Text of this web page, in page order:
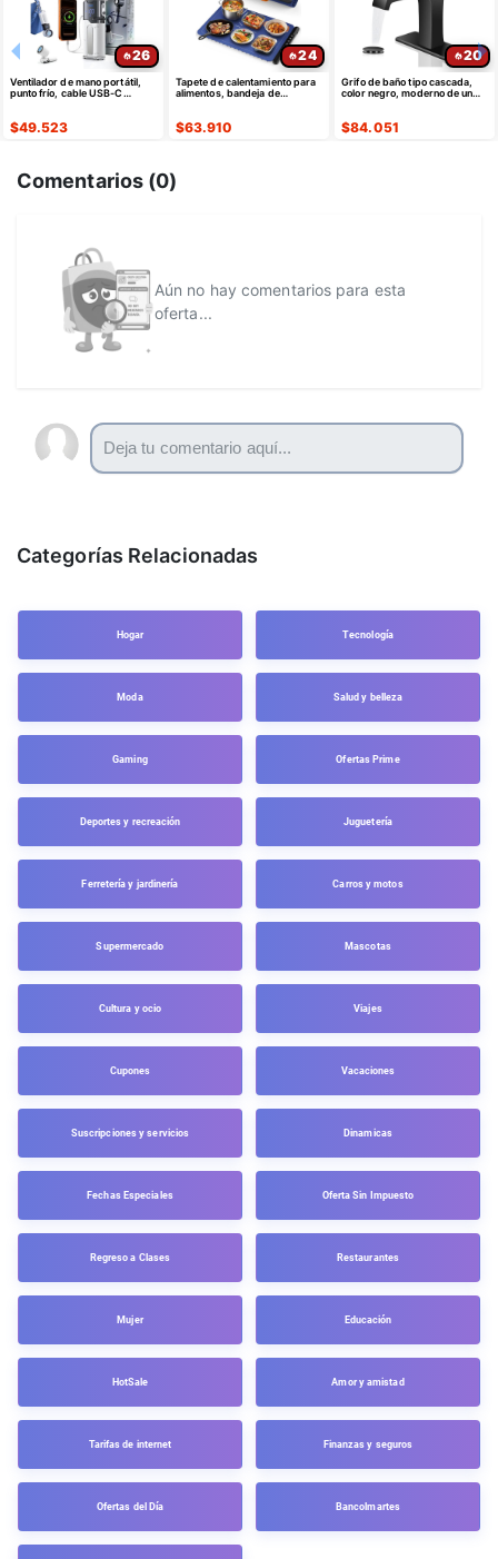
26
Ventilador de mano portátil,
punto frío, cable USB-C
$49.523
24
Tapete de calentamiento para
alimentos, bandeja de
$63.910
20
Grifo de baño tipo cascada,
color negro, moderno de un
$84.051
Comentarios (0)
Aún no hay comentarios para esta
oferta...
Categorías Relacionadas
Hogar Tecnología
Moda Salud y belleza
Gaming Ofertas Prime
Deportes y recreación Juguetería
Ferretería y jardinería Carros y motos
Supermercado Mascotas
Cultura y ocio Viajes
Cupones Vacaciones
Suscripciones y servicios Dinamicas
Fechas Especiales Oferta Sin Impuesto
Regreso a Clases Restaurantes
Mujer Educación
HotSale Amor y amistad
Tarifas de internet Finanzas y seguros
Ofertas del Día Bancolmartes